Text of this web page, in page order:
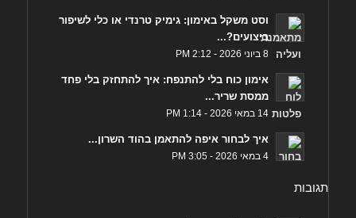
וסט משקל באימון: גימיק טרנדי או כלי לשיפור
ביצועים?...
8 ביוני 2026 - 2:12 PM
אימון כוח בלי להתנפח: איך להתחזק בלי פחד
ממסת שריר...
14 במאי 2026 - 1:14 PM
איך לבחור איפה להתאמן בהוד השרון...
4 במאי 2026 - 3:05 PM
תגובות